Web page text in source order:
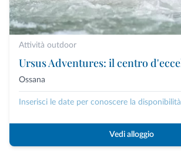
Attività outdoor
Ossana
Inserisci le date per conoscere la disponibilità
Vedi alloggio